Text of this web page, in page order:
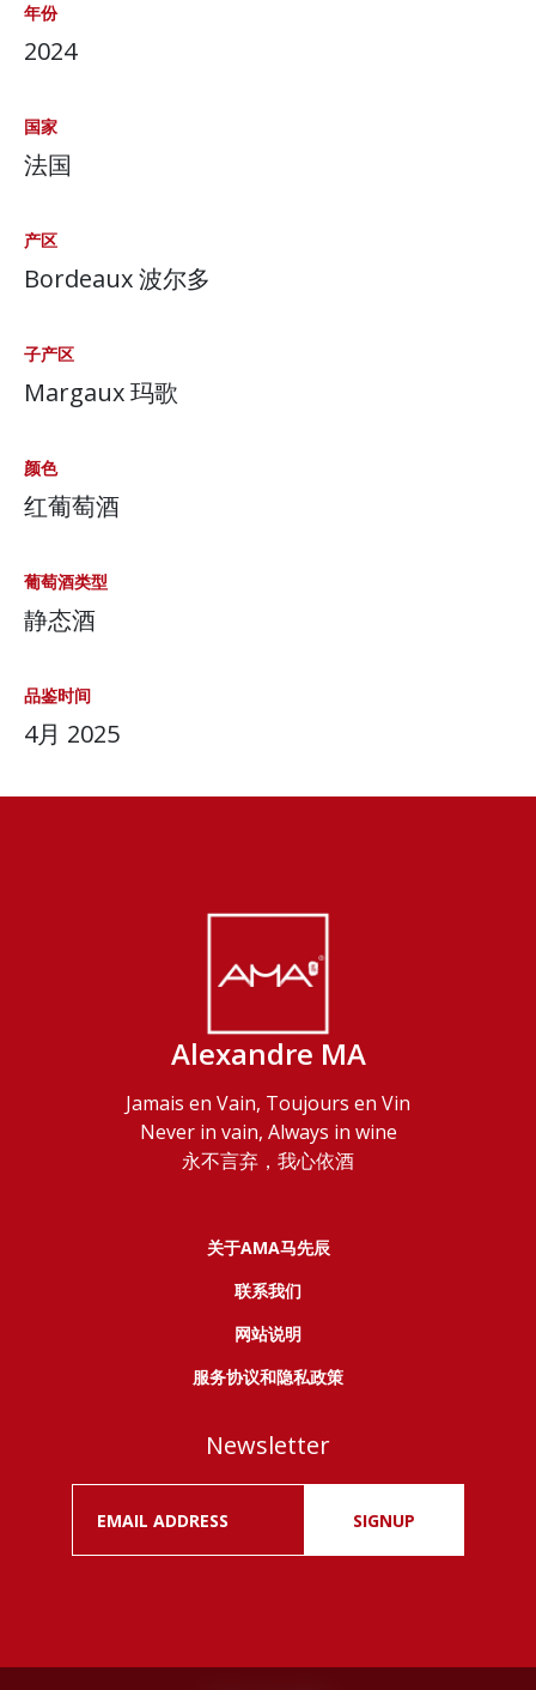
年份
2024
国家
法国
产区
Bordeaux 波尔多
子产区
Margaux 玛歌
颜色
红葡萄酒
葡萄酒类型
静态酒
品鉴时间
4月 2025
Alexandre MA
Jamais en Vain, Toujours en Vin
Never in vain, Always in wine
永不言弃，我心依酒
关于AMA马先辰
联系我们
网站说明
服务协议和隐私政策
Newsletter
SIGNUP